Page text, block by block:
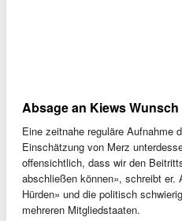
Absage an Kiews
Eine zeitnahe reguläre Aufnahme
Einschätzung von Merz
offensichtlich, dass wir den
abschließen können», schreibt er.
Hürden» und die politisch
mehreren Mitgliedstaaten.